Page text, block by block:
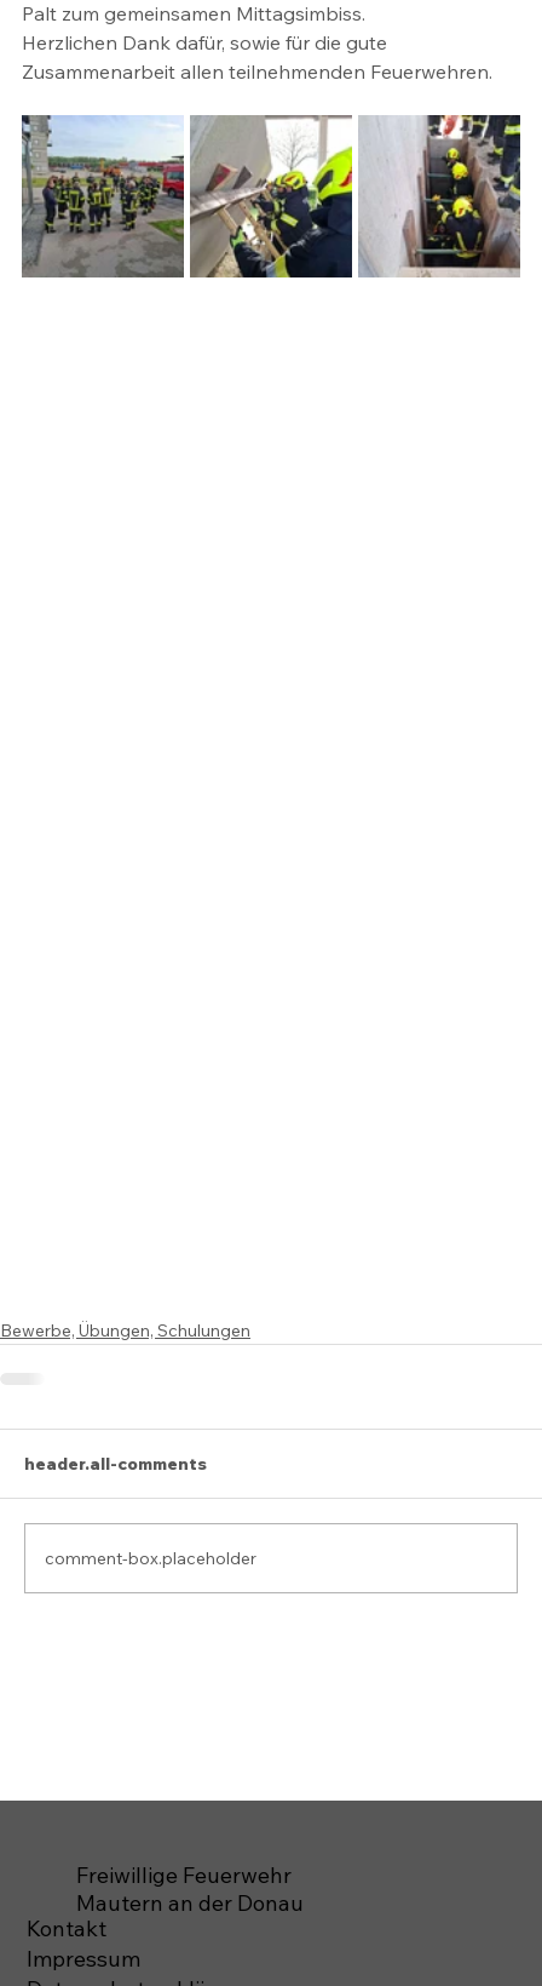
Palt zum gemeinsamen Mittagsimbiss.
Herzlichen Dank dafür, sowie für die gute
Zusammenarbeit allen teilnehmenden Feuerwehren.
Bewerbe, Übungen, Schulungen
header.all-comments
comment-box.placeholder
Kontakt
Impressum
Freiwillige Feuerwehr
Mautern an der Donau